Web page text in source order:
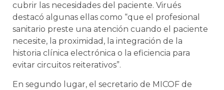
cubrir las necesidades del paciente. Virués
destacó algunas ellas como “que el profesional
sanitario preste una atención cuando el paciente
necesite, la proximidad, la integración de la
historia clínica electrónica o la eficiencia para
evitar circuitos reiterativos”.
En segundo lugar, el secretario de MICOF de